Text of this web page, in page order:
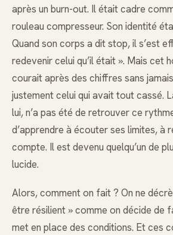
après un burn-out. Il était cadre
rouleau compresseur. Son identité
Quand son corps a dit stop, il s’est
redevenir celui qu’il était ». Mais cet
courait après des chiffres sans
justement celui qui avait tout cassé.
lui, n’a pas été de retrouver ce
d’apprendre à écouter ses limites, à
compte. Il est devenu quelqu’un de
lucide.
Alors, comment on fait ? On ne
être résilient » comme on décide de
met en place des conditions. Et ces